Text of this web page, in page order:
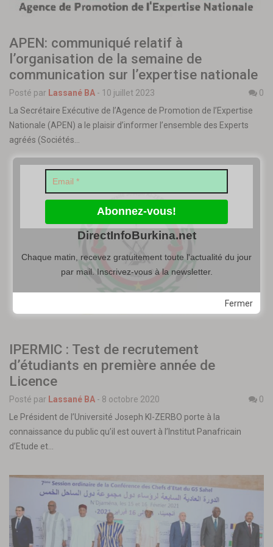
APEN: communiqué relatif à
l’organisation de la semaine de
communication sur l’expertise nationale
Posté par Lassané BA - 10 juillet 2023
0
La Secrétaire Exécutive de l’Agence de Promotion de l’Expertise
Nationale (APEN) a le plaisir d’informer l’ensemble des Experts
agréés (Sociétés…
IPERMIC : Test de recrutement
d’étudiants en première année de
Licence
Posté par Lassané BA - 8 octobre 2020
0
Le Président de l’Université Joseph KI-ZERBO porte à la
connaissance du public qu’il est ouvert à l’Institut Panafricain
d’Etude et…
Fermer
DirectInfoBurkina.net
Chaque matin, recevez gratuitement toute l'actualité du jour
par mail. Inscrivez-vous à la newsletter.